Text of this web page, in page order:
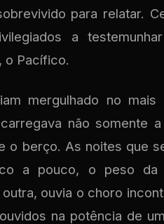
para relatar.
a
o Pacífico.
mergulhado no
não somente
o berço. As noites que
a pouco, o peso da
ouvia o choro
na potência de